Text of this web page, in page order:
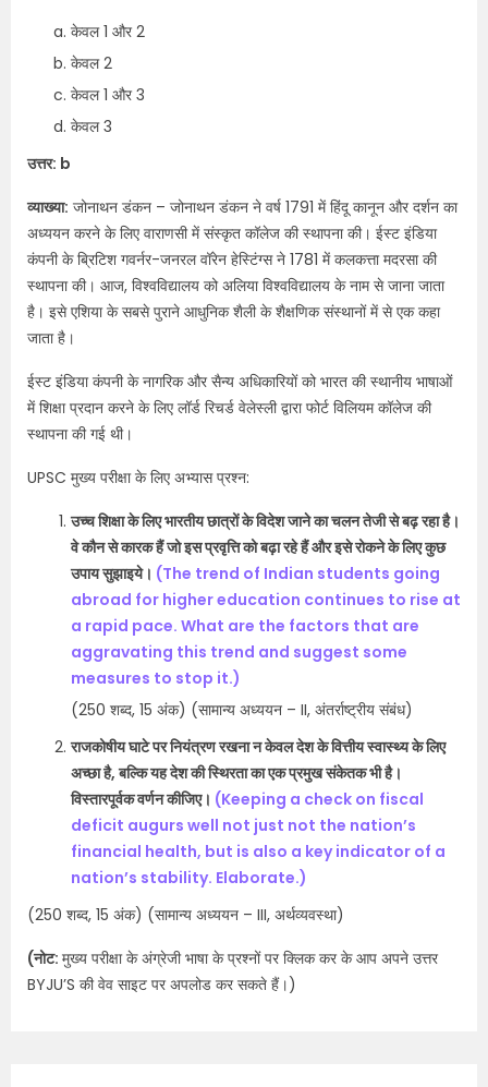
केवल 1 और 2
केवल 2
केवल 1 और 3
केवल 3
उत्तर: b
व्याख्या: जोनाथन डंकन – जोनाथन डंकन ने वर्ष 1791 में हिंदू कानून और दर्शन का
अध्ययन करने के लिए वाराणसी में संस्कृत कॉलेज की स्थापना की। ईस्ट इंडिया
कंपनी के ब्रिटिश गवर्नर-जनरल वॉरेन हेस्टिंग्स ने 1781 में कलकत्ता मदरसा की
स्थापना की। आज, विश्वविद्यालय को अलिया विश्वविद्यालय के नाम से जाना जाता
है। इसे एशिया के सबसे पुराने आधुनिक शैली के शैक्षणिक संस्थानों में से एक कहा
जाता है।
ईस्ट इंडिया कंपनी के नागरिक और सैन्य अधिकारियों को भारत की स्थानीय भाषाओं
में शिक्षा प्रदान करने के लिए लॉर्ड रिचर्ड वेलेस्ली द्वारा फोर्ट विलियम कॉलेज की
स्थापना की गई थी।
UPSC मुख्य परीक्षा के लिए अभ्यास प्रश्न:
उच्च शिक्षा के लिए भारतीय छात्रों के विदेश जाने का चलन तेजी से बढ़ रहा है।
वे कौन से कारक हैं जो इस प्रवृत्ति को बढ़ा रहे हैं और इसे रोकने के लिए कुछ
उपाय सुझाइये। (The trend of Indian students going
abroad for higher education continues to rise at
a rapid pace. What are the factors that are
aggravating this trend and suggest some
measures to stop it.)
(250 शब्द, 15 अंक) (सामान्य अध्ययन – II, अंतर्राष्ट्रीय संबंध)​
राजकोषीय घाटे पर नियंत्रण रखना न केवल देश के वित्तीय स्वास्थ्य के लिए
अच्छा है, बल्कि यह देश की स्थिरता का एक प्रमुख संकेतक भी है।
विस्तारपूर्वक वर्णन कीजिए। (Keeping a check on fiscal
deficit augurs well not just not the nation’s
financial health, but is also a key indicator of a
nation’s stability. Elaborate.)
(250 शब्द, 15 अंक) (सामान्य अध्ययन – III, अर्थव्यवस्था)
(नोट: मुख्य परीक्षा के अंग्रेजी भाषा के प्रश्नों पर क्लिक कर के आप अपने उत्तर
BYJU’S की वेव साइट पर अपलोड कर सकते हैं।)